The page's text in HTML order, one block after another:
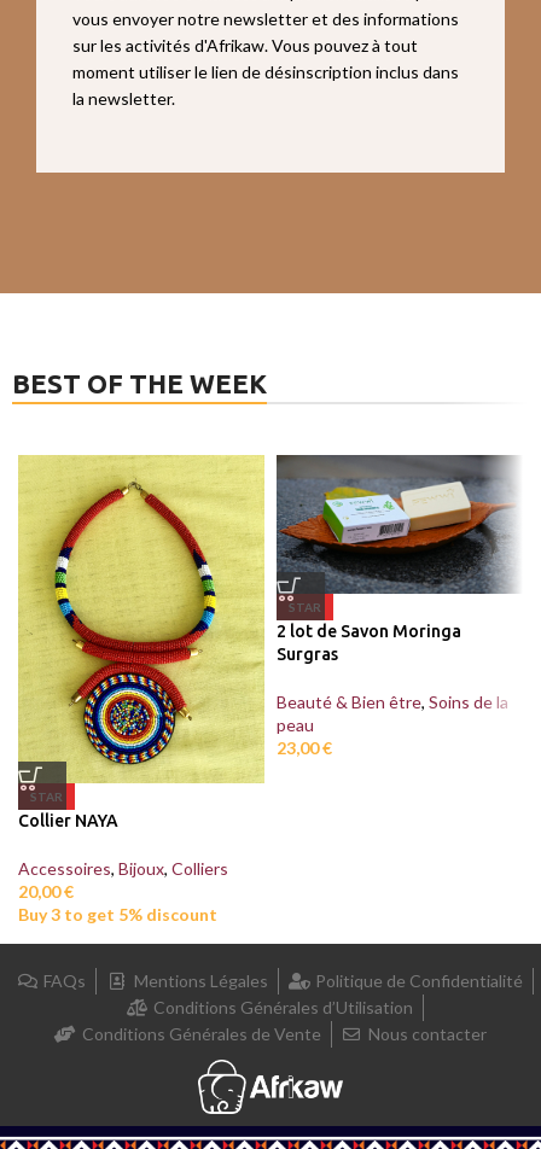
vous envoyer notre newsletter et des informations
sur les activités d'Afrikaw. Vous pouvez à tout
moment utiliser le lien de désinscription inclus dans
la newsletter.
BEST OF THE WEEK
STAR
Collier NAYA
Accessoires, Bijoux, Colliers
20,00€
Buy 3 to get 5% discount
STAR
2 lot de Savon Moringa
Surgras
Beauté & Bien être, Soins de la
peau
23,00€
FAQs Mentions Légales
Politique de Confidentialité
Conditions Générales d’Utilisation
Conditions Générales de Vente
Nous contacter